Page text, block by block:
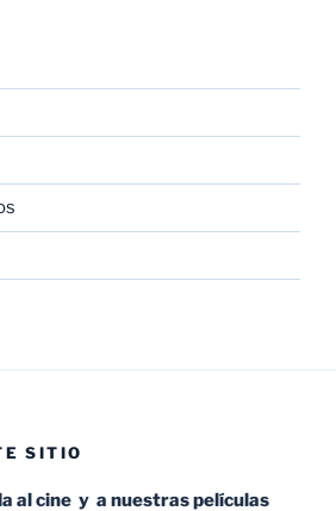
SITIO
al cine y a nuestras películas